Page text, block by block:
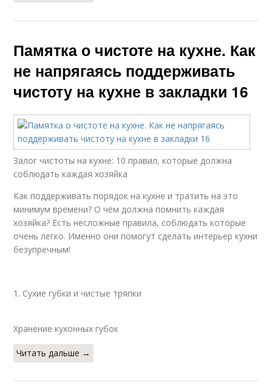
Памятка о чистоте на кухне. Как
не напрягаясь поддерживать
чистоту на кухне в закладки 16
Залог чистоты на кухне: 10 правил, которые должна
соблюдать каждая хозяйка
Как поддерживать порядок на кухне и тратить на это
минимум времени? О чём должна помнить каждая
хозяйка? Есть несложные правила, соблюдать которые
очень легко. Именно они помогут сделать интерьер кухни
безупречным!
1. Сухие губки и чистые тряпки
Хранение кухонных губок
Читать дальше →